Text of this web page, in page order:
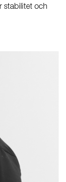
stabilitet och